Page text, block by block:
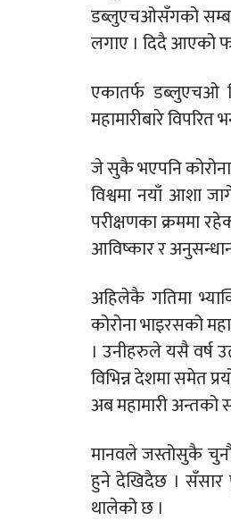
डब्लुएचओसँगको
लगाए । दिदै आएको
एकातर्फ डब्लुएचओ
महामारीबारे
जे सुकै भएपनि कोरोना
विश्वमा नयाँ आशा
परीक्षणका क्रममा
आविष्कार र
अहिलेकै गतिमा
कोरोना भाइरसको
। उनीहरुले यसै वर्ष
विभिन्न देशमा समेत
अब महामारी
मानवले जस्तोसुकै
हुने देखिदैछ । सँसार
थालेको छ ।